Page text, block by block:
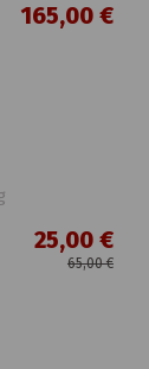
165,00 €
25,00 €
65,00 €